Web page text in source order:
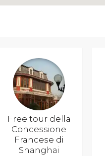
Free tour della
Concessione
Francese di
Shanghai